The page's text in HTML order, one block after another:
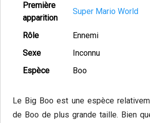
Première
apparition
Super Mario World
Rôle
Ennemi
Sexe
Inconnu
Espèce
Boo
Le Big Boo est une espèce
de Boo de plus grande taille. Bien